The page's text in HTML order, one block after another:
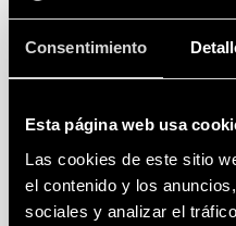
Consentimiento
Esta página web usa
Las cookies de este sitio
el contenido y los
sociales y analizar el
Instalación: cerca del
Función: protección
¿Por qué se necesitan?
A medida que las
instalación eléctrica,